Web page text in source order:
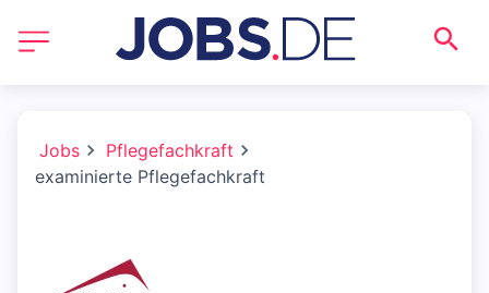
Jobs
Pflegefachkraft
examinierte Pflegefachkraft